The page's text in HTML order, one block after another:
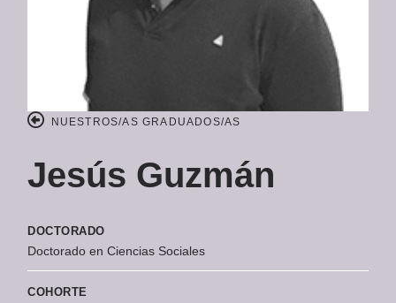
NUESTROS/AS GRADUADOS/AS
Jesús Guzmán
DOCTORADO
Doctorado en Ciencias Sociales
COHORTE